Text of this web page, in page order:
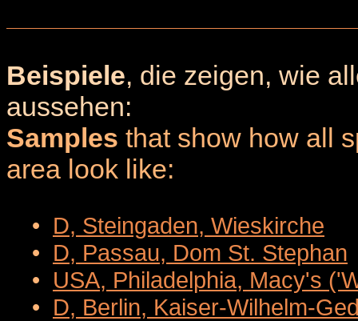
Beispiele, die zeigen, wie
aussehen:
Samples that show how all
area look like:
• D, Steingaden, Wieskirche
• D, Passau, Dom St. Stephan
• USA, Philadelphia, Macy's
• D, Berlin, Kaiser-Wilhelm-